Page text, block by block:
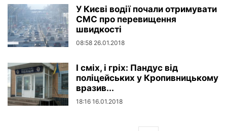
У Києві водії почали отримувати
СМС про перевищення
швидкості
08:58 26.01.2018
І сміх, і гріх: Пандус від
поліцейських у Кропивницькому
вразив...
18:16 16.01.2018